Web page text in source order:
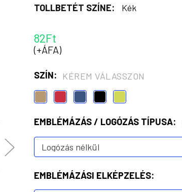
TOLLBETÉT SZÍNE:
Kék
82Ft
(+ÁFA)
SZÍN: KÉREM VÁLASSZON
EMBLÉMÁZÁS / LOGÓZÁS TÍPUSA:
EMBLÉMÁZÁSI ELKÉPZELÉS: